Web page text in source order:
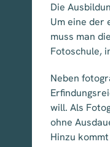
Die
Um eine der
muss man
Fotoschule,
Neben
will. Als
ohne
Hinzu